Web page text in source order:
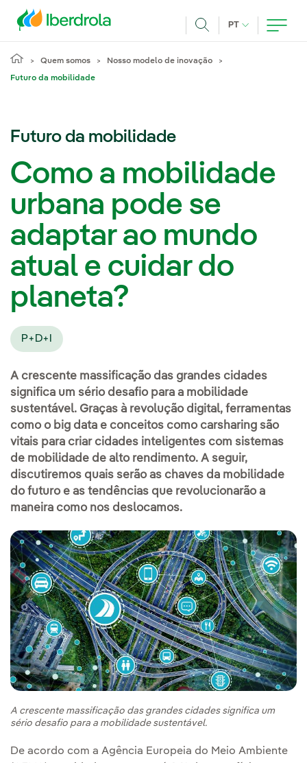
PT IDIOMA ATUAL,
Quem somos Nosso modelo de inovação
Futuro da mobilidade
Futuro da mobilidade
Como a mobilidade
urbana pode se
adaptar ao mundo
atual e cuidar do
planeta?
P+D+I
A crescente massificação das grandes cidades
significa um sério desafio para a mobilidade
sustentável. Graças à revolução digital, ferramentas
como o big data e conceitos como carsharing são
vitais para criar cidades inteligentes com sistemas
de mobilidade de alto rendimento. A seguir,
discutiremos quais serão as chaves da mobilidade
do futuro e as tendências que revolucionarão a
maneira como nos deslocamos.
A crescente massificação das grandes cidades significa um
sério desafio para a mobilidade sustentável.
De acordo com a Agência Europeia do Meio Ambiente